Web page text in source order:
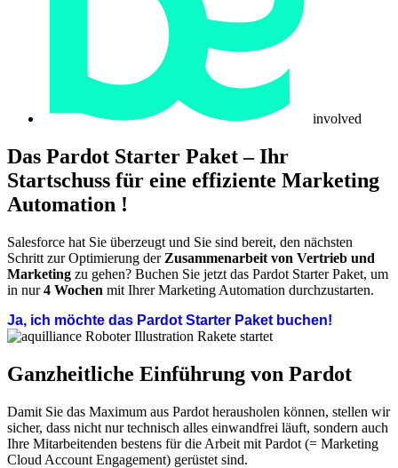
involved
Das Pardot Starter Paket– Ihr
Startschuss für eine effiziente Marketing
Automation !
Salesforce hat Sie überzeugt und Sie sind bereit, den nächsten
Schritt zur Optimierung der Zusammenarbeit von Vertrieb und
Marketing zu gehen? Buchen Sie jetzt das Pardot Starter Paket, um
in nur4 Wochen mit Ihrer Marketing Automation durchzustarten.
Ja, ich möchte das Pardot Starter Paket buchen!
Ganzheitliche Einführung von Pardot
Damit Sie das Maximum aus Pardot herausholen können, stellen wir
sicher, dass nicht nur technisch alles einwandfrei läuft, sondern auch
Ihre Mitarbeitenden bestens für die Arbeit mit Pardot (= Marketing
Cloud Account Engagement) gerüstet sind.